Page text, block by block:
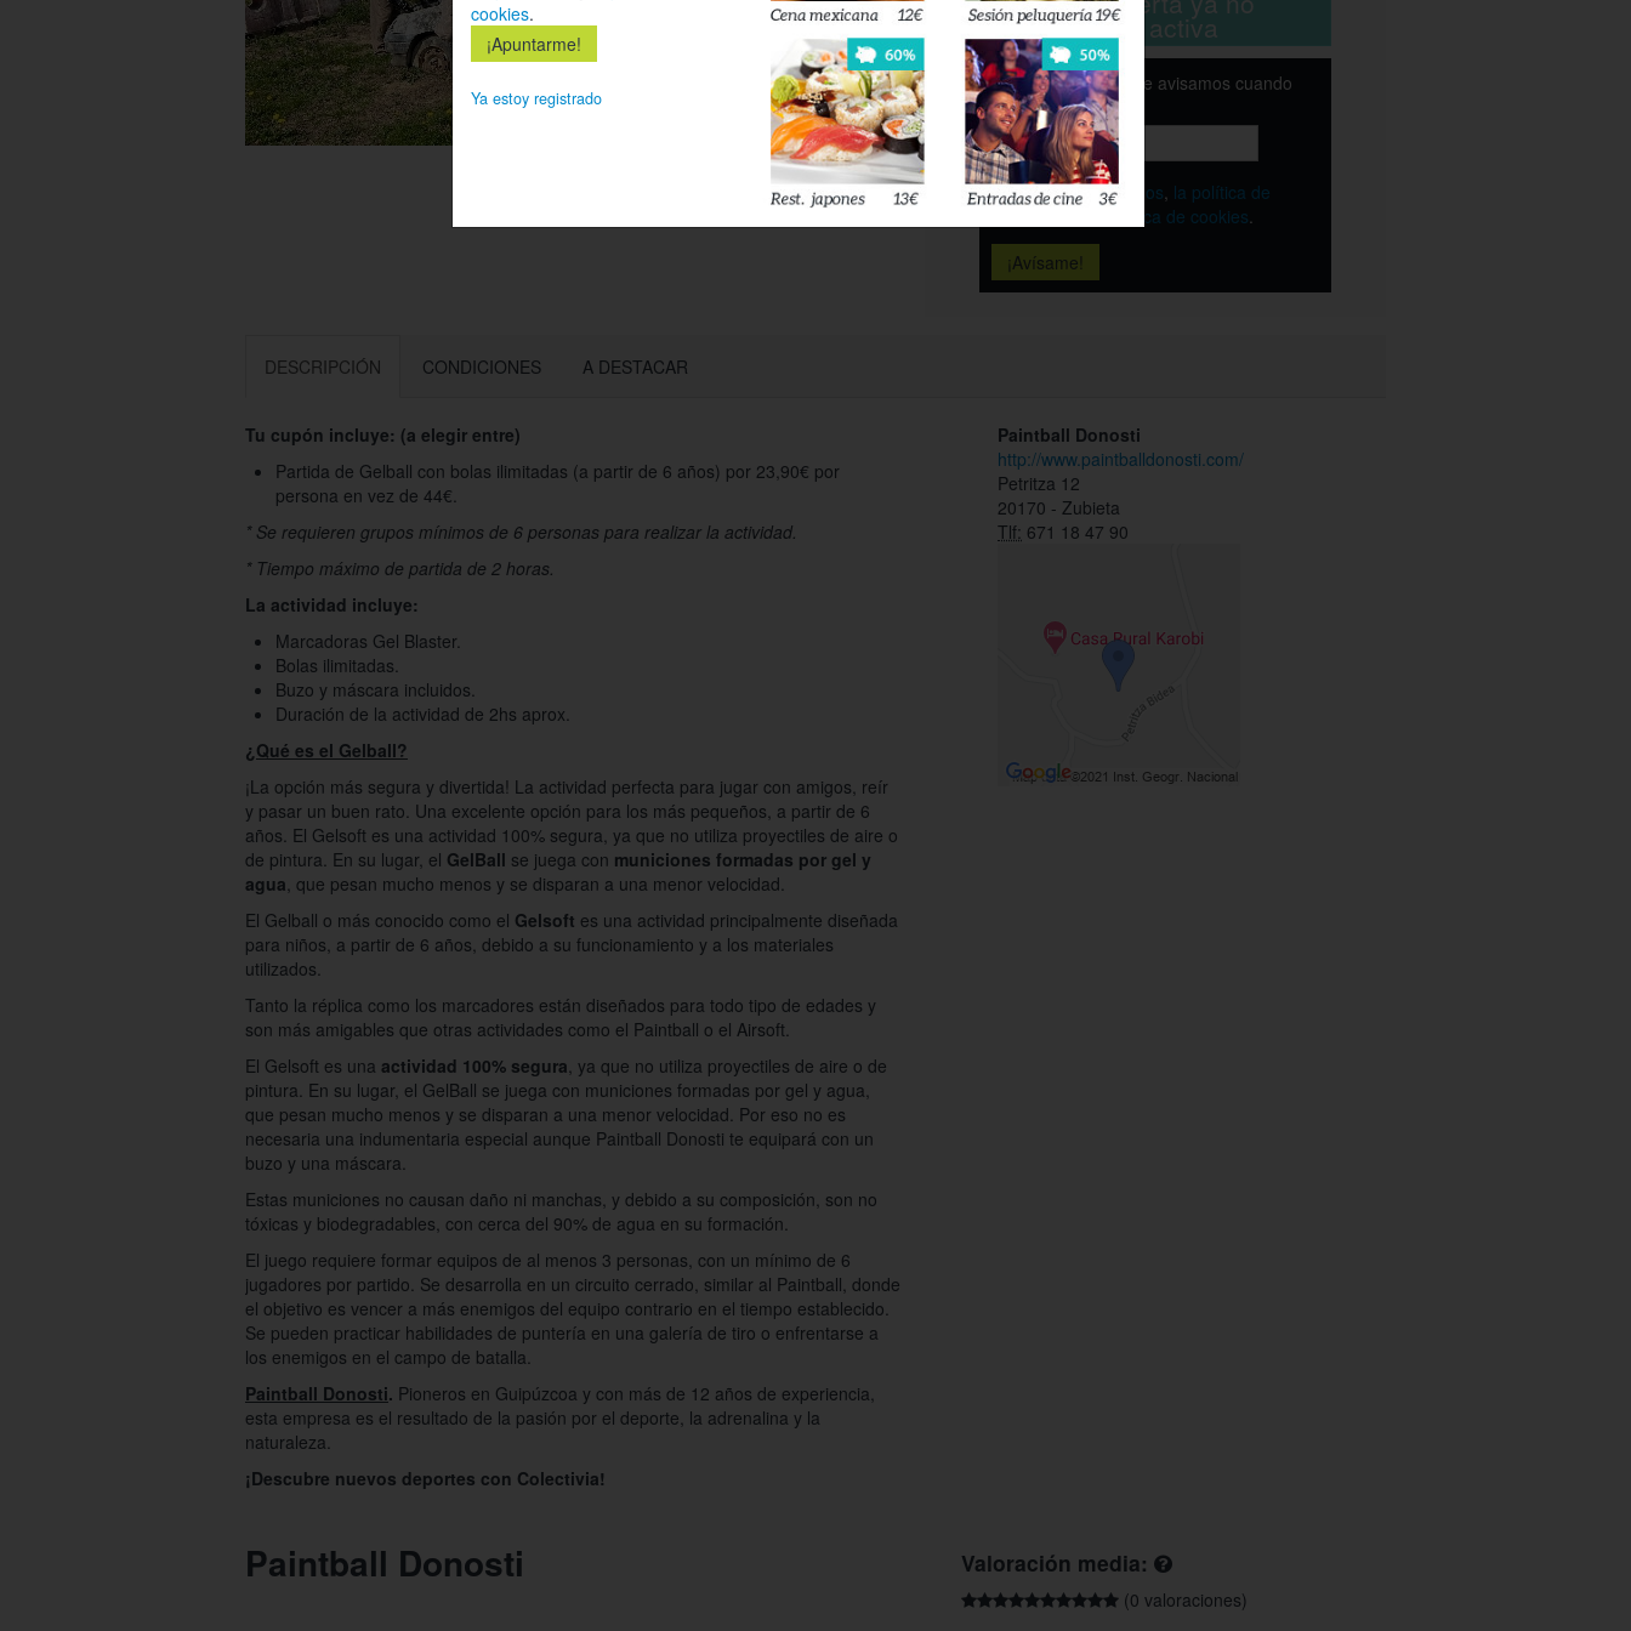
está activa
Déjanos tu email y te avisamos cuando
esté disponible
Acepto lostérminos, la política de
la política de cookies.
DESCRIPCIÓN CONDICIONES A DESTACAR
Tu cupón incluye: (a elegir entre)
Partida de Gelball con bolas ilimitadas (a partir de 6 años) por 23,90€ por
persona en vez de 44€.
* Se requieren grupos mínimos de 6 personas para realizar la actividad.
* Tiempo máximo de partida de 2 horas.
La actividad incluye:
Marcadoras Gel Blaster.
Bolas ilimitadas.
Buzo y máscara incluidos.
Duración de la actividad de 2hs aprox.
¿Qué es el Gelball?
¡La opción más segura y divertida! La actividad perfecta para jugar con amigos, reír
y pasar un buen rato. Una excelente opción para los más pequeños, a partir de 6
años. El Gelsoft es una actividad 100% segura, ya que no utiliza proyectiles de aire o
de pintura. En su lugar, el GelBall se juega con municiones formadas por gel y
agua, que pesan mucho menos y se disparan a una menor velocidad.
El Gelball o más conocido como el Gelsoft es una actividad principalmente diseñada
para niños, a partir de 6 años, debido a su funcionamiento y a los materiales
utilizados.
Tanto la réplica como los marcadores están diseñados para todo tipo de edades y
son más amigables que otras actividades como el Paintball o el Airsoft.
El Gelsoft es una actividad 100% segura, ya que no utiliza proyectiles de aire o de
pintura. En su lugar, el GelBall se juega con municiones formadas por gel y agua,
que pesan mucho menos y se disparan a una menor velocidad. Por eso no es
necesaria una indumentaria especial aunque Paintball Donosti te equipará con un
buzo y una máscara.
Estas municiones no causan daño ni manchas, y debido a su composición, son no
tóxicas y biodegradables, con cerca del 90% de agua en su formación.
El juego requiere formar equipos de al menos 3 personas, con un mínimo de 6
jugadores por partido. Se desarrolla en un circuito cerrado, similar al Paintball, donde
el objetivo es vencer a más enemigos del equipo contrario en el tiempo establecido.
Se pueden practicar habilidades de puntería en una galería de tiro o enfrentarse a
los enemigos en el campo de batalla.
Paintball Donosti. Pioneros en Guipúzcoa y con más de 12 años de experiencia,
esta empresa es el resultado de la pasión por el deporte, la adrenalina y la
naturaleza.
¡Descubre nuevos deportes con Colectivia!
Paintball Donosti
http://www.paintballdonosti.com/
Petritza 12
20170 - Zubieta
Tlf: 671 18 47 90
Paintball Donosti Valoración media:
(0 valoraciones)
cookies.
Ya estoy registrado